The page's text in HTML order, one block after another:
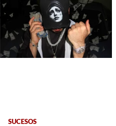
SUCESOS